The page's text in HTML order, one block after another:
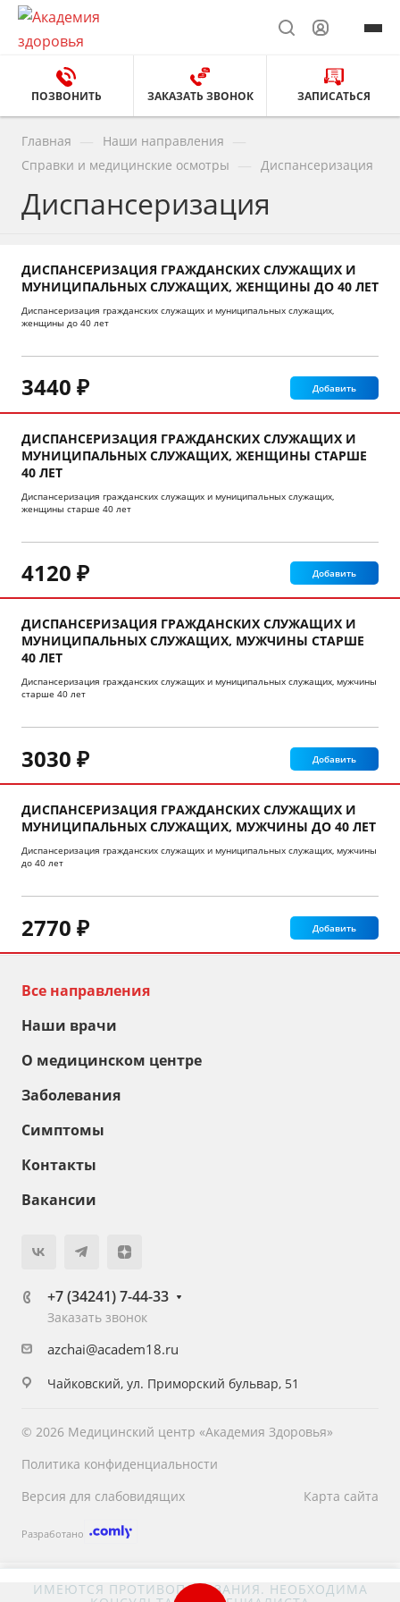
ПОЗВОНИТЬ ЗАКАЗАТЬ ЗВОНОК ЗАПИСАТЬСЯ
Главная Наши направления
Справки и медицинские осмотры Диспансеризация
Диспансеризация
ДИСПАНСЕРИЗАЦИЯ ГРАЖДАНСКИХ СЛУЖАЩИХ И
МУНИЦИПАЛЬНЫХ СЛУЖАЩИХ, ЖЕНЩИНЫ ДО 40 ЛЕТ
Диспансеризация гражданских служащих и муниципальных служащих,
женщины до 40 лет
3440 ₽ Добавить
ДИСПАНСЕРИЗАЦИЯ ГРАЖДАНСКИХ СЛУЖАЩИХ И
МУНИЦИПАЛЬНЫХ СЛУЖАЩИХ, ЖЕНЩИНЫ СТАРШЕ
40 ЛЕТ
Диспансеризация гражданских служащих и муниципальных служащих,
женщины старше 40 лет
4120 ₽ Добавить
ДИСПАНСЕРИЗАЦИЯ ГРАЖДАНСКИХ СЛУЖАЩИХ И
МУНИЦИПАЛЬНЫХ СЛУЖАЩИХ, МУЖЧИНЫ СТАРШЕ
40 ЛЕТ
Диспансеризация гражданских служащих и муниципальных служащих, мужчины
старше 40 лет
3030 ₽ Добавить
ДИСПАНСЕРИЗАЦИЯ ГРАЖДАНСКИХ СЛУЖАЩИХ И
МУНИЦИПАЛЬНЫХ СЛУЖАЩИХ, МУЖЧИНЫ ДО 40 ЛЕТ
Диспансеризация гражданских служащих и муниципальных служащих, мужчины
до 40 лет
2770 ₽ Добавить
Все направления
Наши врачи
О медицинском центре
Заболевания
Симптомы
Контакты
Вакансии
+7 (34241) 7-44-33
Заказать звонок
azchai@academ18.ru
Чайковский, ул. Приморский бульвар, 51
© 2026 Медицинский центр «Академия Здоровья»
Политика конфиденциальности
Версия для слабовидящих
Карта сайта
Разработано
ИМЕЮТСЯ ПРОТИВОПОКАЗАНИЯ. НЕОБХОДИМА